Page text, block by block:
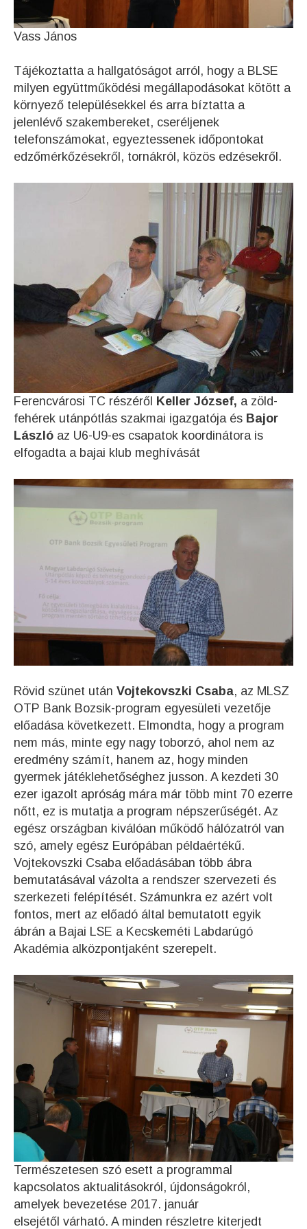
Vass János
Tájékoztatta a hallgatóságot arról, hogy a BLSE
milyen együttműködési megállapodásokat kötött a
környező településekkel és arra bíztatta a
jelenlévő szakembereket, cseréljenek
telefonszámokat, egyeztessenek időpontokat
edzőmérkőzésekről, tornákról, közös edzésekről.
Ferencvárosi TC részéről Keller József, a zöld-
fehérek utánpótlás szakmai igazgatója és Bajor
László az U6-U9-es csapatok koordinátora is
elfogadta a bajai klub meghívását
Rövid szünet után Vojtekovszki Csaba, az MLSZ
OTP Bank Bozsik-program egyesületi vezetője
előadása következett. Elmondta, hogy a program
nem más, minte egy nagy toborzó, ahol nem az
eredmény számít, hanem az, hogy minden
gyermek játéklehetőséghez jusson. A kezdeti 30
ezer igazolt apróság mára már több mint 70 ezerre
nőtt, ez is mutatja a program népszerűségét. Az
egész országban kiválóan működő hálózatról van
szó, amely egész Európában példaértékű.
Vojtekovszki Csaba előadásában több ábra
bemutatásával vázolta a rendszer szervezeti és
szerkezeti felépítését. Számunkra ez azért volt
fontos, mert az előadó által bemutatott egyik
ábrán a Bajai LSE a Kecskeméti Labdarúgó
Akadémia alközpontjaként szerepelt.
Természetesen szó esett a programmal
kapcsolatos aktualitásokról, újdonságokról,
amelyek bevezetése 2017. január
elsejétől várható. A minden részletre kiterjedt